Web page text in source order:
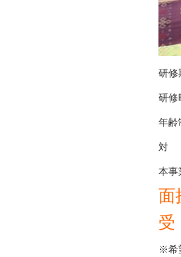
研
研
年
対
本事
面
※希